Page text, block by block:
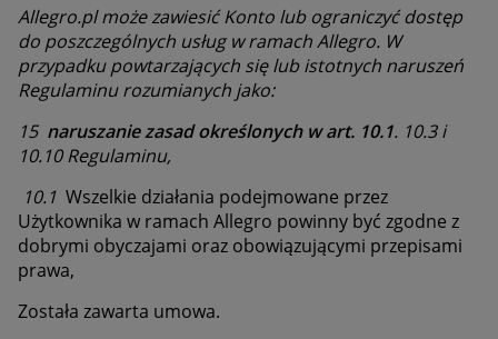
Allegro.pl może zawiesić Konto lub ograniczyć dostęp
do poszczególnych usług w ramach Allegro. W
przypadku powtarzających się lub istotnych naruszeń
Regulaminu rozumianych jako:
15 naruszanie zasad określonych w art. 10.1. 10.3 i
10.10 Regulaminu,
10.1 Wszelkie działania podejmowane przez
Użytkownika w ramach Allegro powinny być zgodne z
dobrymi obyczajami oraz obowiązującymi przepisami
prawa,
Została zawarta umowa.